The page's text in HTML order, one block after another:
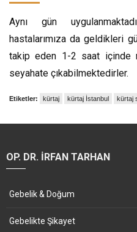
Aynı gün
hastalarımıza da geldikleri
takip eden 1-2 saat içinde
seyahate çıkabilmektedirler.
Etiketler: kürtaj kürtaj İstanbul kürtaj
OP. DR. İRFAN TARHAN
Gebelik & Doğum
Gebelikte Şikayet